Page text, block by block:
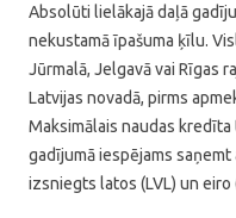
Absolūti lielākajā daļā
nekustamā īpašuma ķīlu.
Jūrmalā, Jelgavā vai Rīgas
Latvijas novadā, pirms
Maksimālais naudas
gadījumā iespējams
izsniegts latos (LVL) un eiro